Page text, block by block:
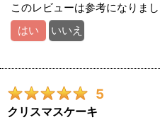
このレビューは参考になりまし
はい
いいえ
5
クリスマスケーキ